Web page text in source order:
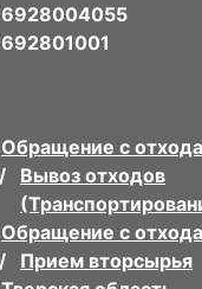
6928004055
692801001
Обращение с
Вывоз отходов
Обращение с
Прием вторсырья